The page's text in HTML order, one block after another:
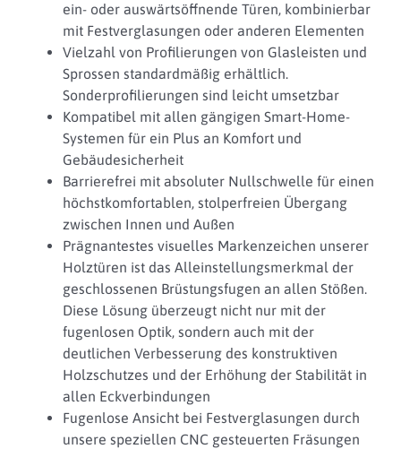
ein- oder auswärtsöffnende Türen, kombinierbar
mit Festverglasungen oder anderen Elementen
Vielzahl von Profilierungen von Glasleisten und
Sprossen standardmäßig erhältlich.
Sonderprofilierungen sind leicht umsetzbar
Kompatibel mit allen gängigen Smart-Home-
Systemen für ein Plus an Komfort und
Gebäudesicherheit
Barrierefrei mit absoluter Nullschwelle für einen
höchstkomfortablen, stolperfreien Übergang
zwischen Innen und Außen
Prägnantestes visuelles Markenzeichen unserer
Holztüren ist das Alleinstellungsmerkmal der
geschlossenen Brüstungsfugen an allen Stößen.
Diese Lösung überzeugt nicht nur mit der
fugenlosen Optik, sondern auch mit der
deutlichen Verbesserung des konstruktiven
Holzschutzes und der Erhöhung der Stabilität in
allen Eckverbindungen
Fugenlose Ansicht bei Festverglasungen durch
unsere speziellen CNC gesteuerten Fräsungen